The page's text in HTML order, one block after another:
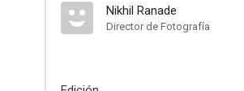
Nikhil Ranade
Director de Fotografía